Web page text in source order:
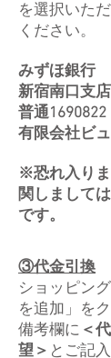
を選択いた
ください。
みずほ銀行
新宿南口支店
普通1690822
有限会社ビ
※恐れ入り
関しまして
です。
③代金引換
ショッピン
を追加」を
備考欄に ＜
望＞ とご記入